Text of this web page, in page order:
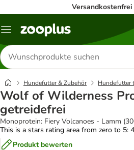
Versandkostenfrei
Menü
Produkte
suchen
Hundefutter & Zubehör Hundefutter
Wolf of Wilderness
getreidefrei
Monoprotein: Fiery Volcanoes - Lamm
This is a stars rating area from zero to 5:
Produkt bewerten